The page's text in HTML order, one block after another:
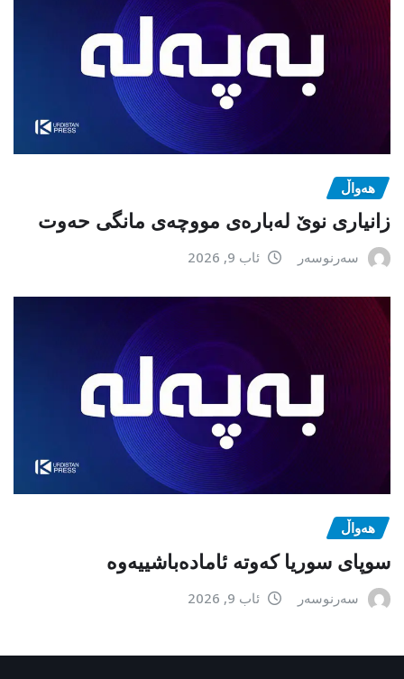
هەواڵ
زانیاری نوێ لەبارەی مووچەی مانگی حەوت
سەرنوسەر ئاب 9, 2026
هەواڵ
سوپای سوریا کەوتە ئامادەباشییەوە
سەرنوسەر ئاب 9, 2026